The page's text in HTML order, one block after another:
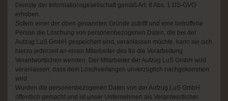
Dienste der Informationsgesellschaft gemäß Art. 8 Abs. 1 DS-GVO
erhoben.
Sofern einer der oben genannten Gründe zutrifft und eine betroffene
Person die Löschung von personenbezogenen Daten, die bei der
Aufzug LuS GmbH gespeichert sind, veranlassen möchte, kann sie sich
hierzu jederzeit an einen Mitarbeiter des für die Verarbeitung
Verantwortlichen wenden. Der Mitarbeiter der Aufzug LuS GmbH wird
veranlassen, dass dem Löschverlangen unverzüglich nachgekommen
wird.
Wurden die personenbezogenen Daten von der Aufzug LuS GmbH
öffentlich gemacht und ist unser Unternehmen als Verantwortlicher